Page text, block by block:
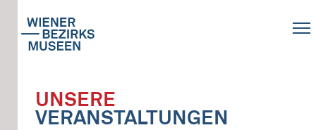
UNSERE
VERANSTALTUNGEN